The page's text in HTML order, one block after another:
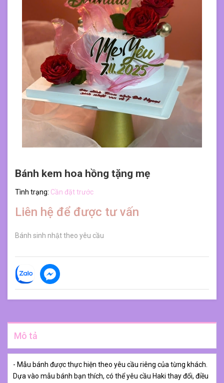
Bánh kem hoa hồng tặng mẹ
Tình trạng: Cần đặt trước
Liên hệ để được tư vấn
Bánh sinh nhật theo yêu cầu
Mô tả
- Mẫu bánh được thực hiện theo yêu cầu riêng của từng khách.
Dựa vào mẫu bánh bạn thích, có thể yêu cầu Haki thay đổi, điều